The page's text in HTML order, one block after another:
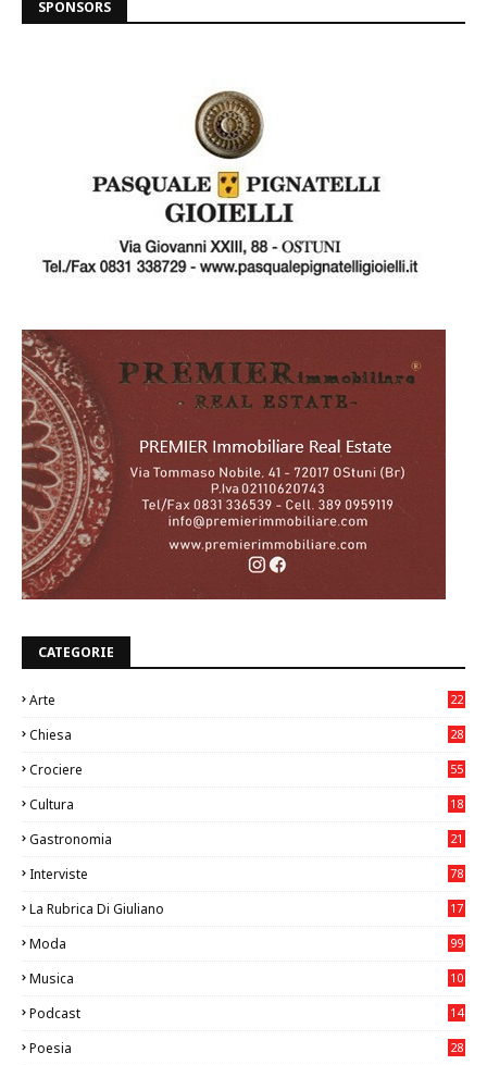
SPONSORS
CATEGORIE
Arte
22
Chiesa
28
Crociere 55
Cultura
18
Gastronomia
21
Interviste 78
La Rubrica Di Giuliano
17
Moda 99
Musica
10
Podcast 14
Poesia 28